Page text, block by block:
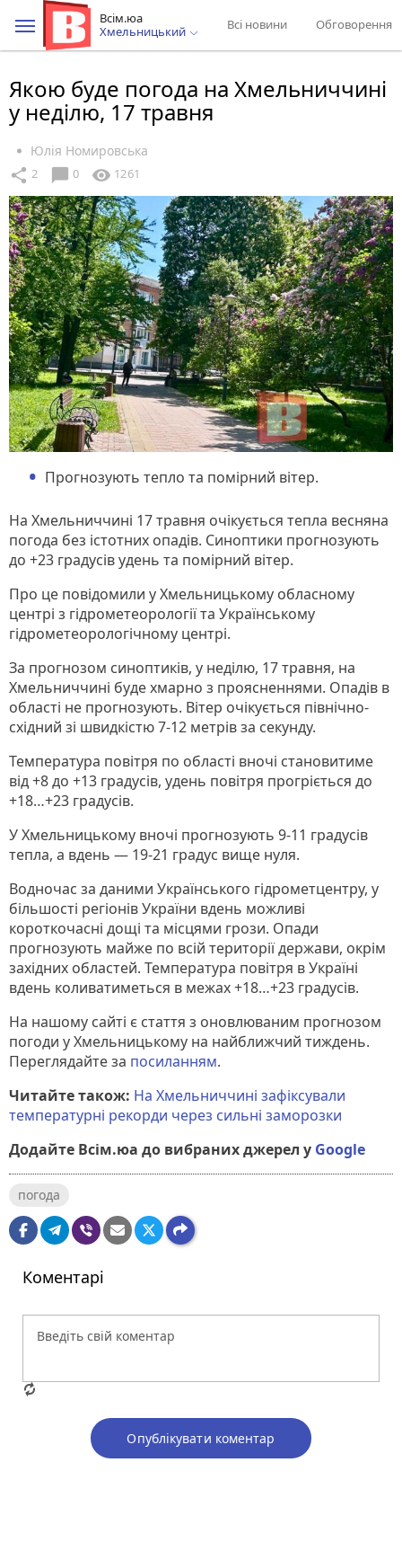
Всім.юа
Хмельницький
Всі новини Обговорення
Якою буде погода на Хмельниччині
у неділю, 17 травня
Юлія Номировська
share 2 chat_bubble 0 visibility 1261
Прогнозують тепло та помірний вітер.
На Хмельниччині 17 травня очікується тепла весняна
погода без істотних опадів. Синоптики прогнозують
до +23 градусів удень та помірний вітер.
Про це повідомили у Хмельницькому обласному
центрі з гідрометеорології та Українському
гідрометеорологічному центрі.
За прогнозом синоптиків, у неділю, 17 травня, на
Хмельниччині буде хмарно з проясненнями. Опадів в
області не прогнозують. Вітер очікується північно-
східний зі швидкістю 7-12 метрів за секунду.
Температура повітря по області вночі становитиме
від +8 до +13 градусів, удень повітря прогріється до
+18…+23 градусів.
У Хмельницькому вночі прогнозують 9-11 градусів
тепла, а вдень — 19-21 градус вище нуля.
Водночас за даними Українського гідрометцентру, у
більшості регіонів України вдень можливі
короткочасні дощі та місцями грози. Опади
прогнозують майже по всій території держави, окрім
західних областей. Температура повітря в Україні
вдень коливатиметься в межах +18…+23 градусів.
На нашому сайті є стаття з оновлюваним прогнозом
погоди у Хмельницькому на найближчий тиждень.
Переглядайте за посиланням.
Читайте також: На Хмельниччині зафіксували
температурні рекорди через сильні заморозки
Додайте Всім.юа до вибраних джерел у Google
погода
Коментарі
Опублікувати коментар